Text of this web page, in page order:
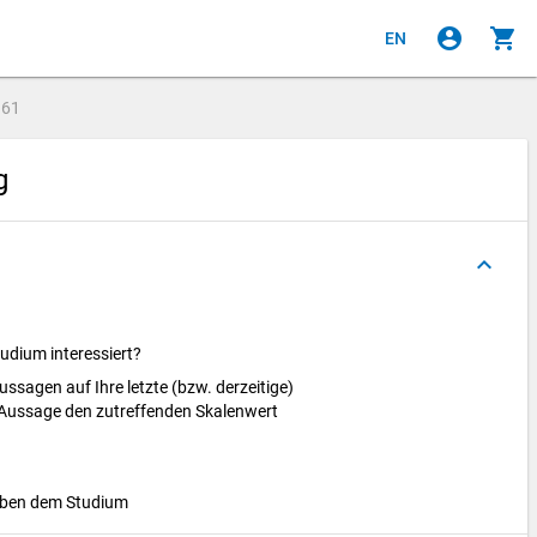
EN account_circle shopping_cart
61
keyboard_arrow_up
interessiert?
auf Ihre letzte (bzw. derzeitige)
den zutreffenden Skalenwert
dem Studium